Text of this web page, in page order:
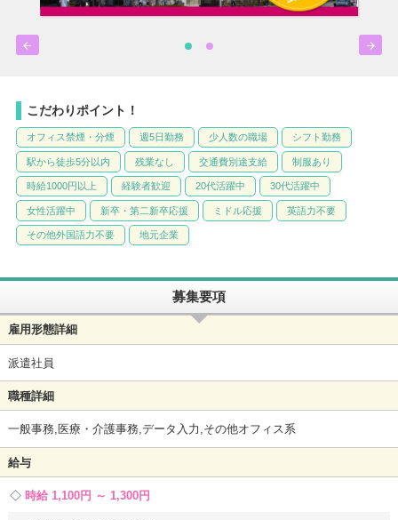
 
こだわりポイント！
オフィス禁煙・分煙 週5日勤務 少人数の職場 シフト勤務
駅から徒歩5分以内 残業なし 交通費別途支給 制服あり
時給1000円以上 経験者歓迎 20代活躍中 30代活躍中
女性活躍中 新卒・第二新卒応援 ミドル応援 英語力不要
その他外国語力不要 地元企業
募集要項
雇用形態詳細
派遣社員
職種詳細
一般事務,医療・介護事務,データ入力,その他オフィス系
給与
時給 1,100円 ～ 1,300円